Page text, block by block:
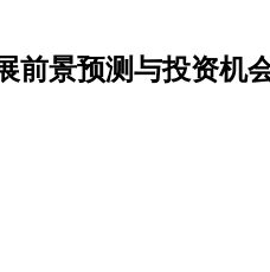
前景预测与投资机